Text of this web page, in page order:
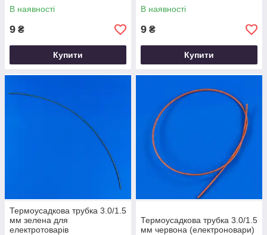
В наявності
9 ₴
Купити
В наявності
9 ₴
Купити
Термоусадкова трубка 3.0/1.5
мм зелена для
електротоварів
Термоусадкова трубка 3.0/1.5
мм червона (електроновари)